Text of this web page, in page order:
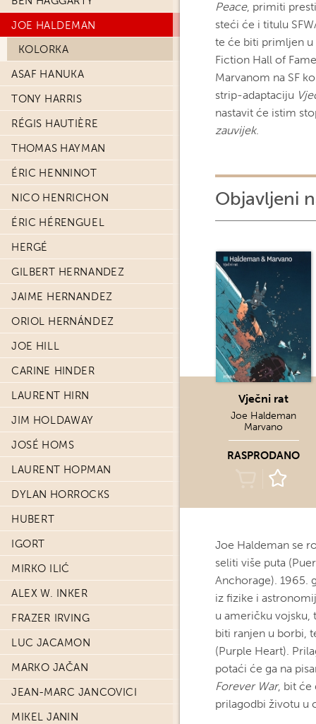
JOE HALDEMAN
KOLORKA
ASAF HANUKA
TONY HARRIS
RÉGIS HAUTIÈRE
THOMAS HAYMAN
ÉRIC HENNINOT
NICO HENRICHON
ÉRIC HÉRENGUEL
HERGÉ
GILBERT HERNANDEZ
JAIME HERNANDEZ
ORIOL HERNÁNDEZ
JOE HILL
CARINE HINDER
LAURENT HIRN
JIM HOLDAWAY
JOSÉ HOMS
LAURENT HOPMAN
DYLAN HORROCKS
HUBERT
IGORT
MIRKO ILIĆ
ALEX W. INKER
FRAZER IRVING
LUC JACAMON
MARKO JAČAN
JEAN-MARC JANCOVICI
MIKEL JANIN
Peace, primiti
steći će i titulu
te će biti primljen u
Fiction Hall of
Marvanom na SF
strip-adaptaciju
nastavit će istim
zauvijek.
Objavljeni
Vječni rat
Joe Haldeman
Marvano
RASPRODANO
Joe Haldeman se
seliti više puta
Anchorage). 1965.
iz fizike i
u američku vojsku,
biti ranjen u borbi,
(Purple Heart).
potaći će ga na
Forever War, bit će
prilagodbi životu u